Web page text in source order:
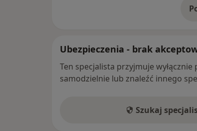
Ubezpieczenia - brak
Ten specjalista przyjmuje
samodzielnie lub znaleźć innego
Szukaj